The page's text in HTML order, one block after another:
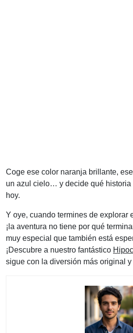
Coge ese color naranja brillante,
un azul cielo… y decide qué historia
hoy.
Y oye, cuando termines de explorar
¡la aventura no tiene por qué
muy especial que también está
¡Descubre a nuestro fantástico
sigue con la diversión más original y